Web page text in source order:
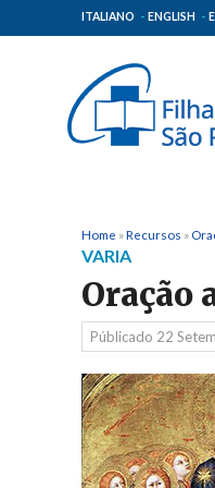
ITALIANO ENGLISH
Home »Recursos »
VARIA
Oração
Públicado 22